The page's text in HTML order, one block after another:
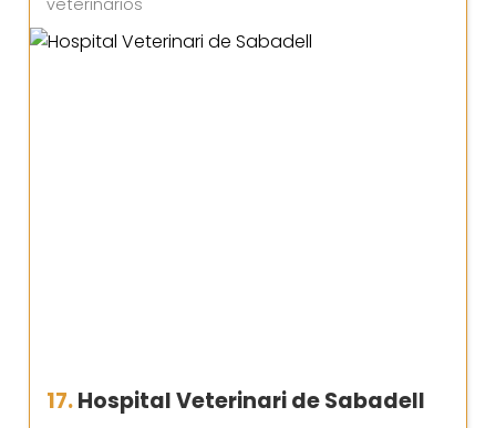
17.Hospital Veterinari de Sabadell